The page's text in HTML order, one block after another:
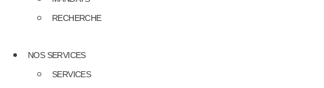
RECHERCHE
NOS SERVICES
SERVICES